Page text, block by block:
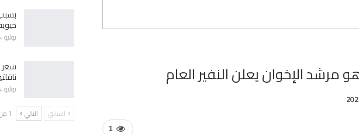
الإخوان يعلن النفير العام
1
يوليو 24, 2026
يوليو 24, 2026
السابق التالي 1 من 3٬704